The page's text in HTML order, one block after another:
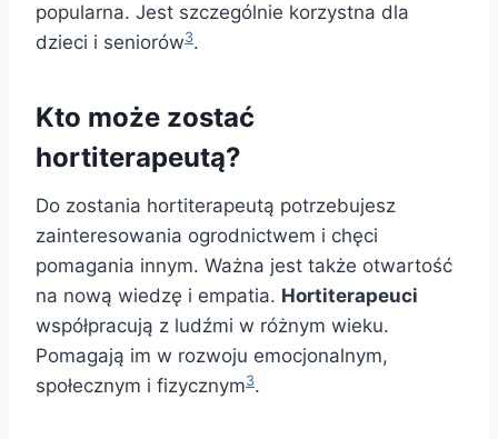
popularna. Jest szczególnie korzystna dla
dzieci i seniorów3.
Kto może zostać
hortiterapeutą?
Do zostania hortiterapeutą potrzebujesz
zainteresowania ogrodnictwem i chęci
pomagania innym. Ważna jest także otwartość
na nową wiedzę i empatia. Hortiterapeuci
współpracują z ludźmi w różnym wieku.
Pomagają im w rozwoju emocjonalnym,
społecznym i fizycznym3.